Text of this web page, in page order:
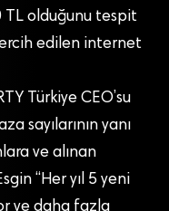
TL olduğunu tespit
edilen internet
Türkiye CEO’su
sayılarının yanı
ve alınan
“Her yıl 5 yeni
ve daha fazla